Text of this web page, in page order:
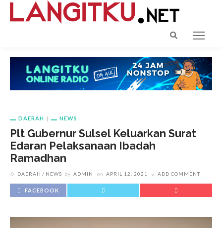
DAERAH NEWS
Plt Gubernur Sulsel Keluarkan Surat
Edaran Pelaksanaan Ibadah
Ramadhan
DAERAH NEWS by ADMIN on APRIL 12, 2021 ADD COMMENT
FACEBOOK